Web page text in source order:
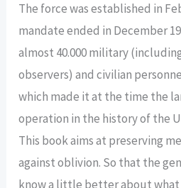
The force was established in
mandate ended in December
almost 40.000 military
observers) and civilian
which made it at the time the
operation in the history of the
This book aims at preserving
against oblivion. So that the
know a little better about